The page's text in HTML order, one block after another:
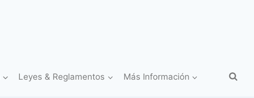
Leyes & Reglamentos Más Información